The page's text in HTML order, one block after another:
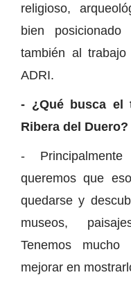
religioso,
bien
también al
ADRI.
- ¿Qué busca el
Ribera del Duero?
-
queremos que
quedarse y
museos,
Tenemos
mejorar en